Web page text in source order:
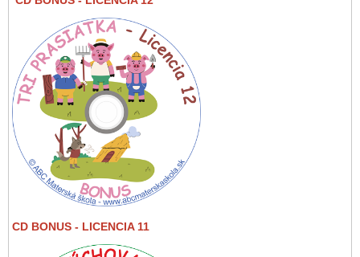
CD BONUS - LICENCIA 11